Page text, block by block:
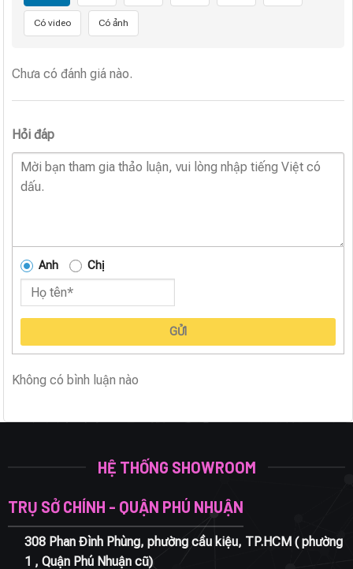
Có video Có ảnh
Chưa có đánh giá nào.
Hỏi đáp
Anh Chị
GỬI
Không có bình luận nào
HỆ THỐNG SHOWROOM
TRỤ SỞ CHÍNH - QUẬN PHÚ NHUẬN
308 Phan Đình Phùng, phường cầu kiệu, TP.HCM ( phường
1 , Quận Phú Nhuận cũ)